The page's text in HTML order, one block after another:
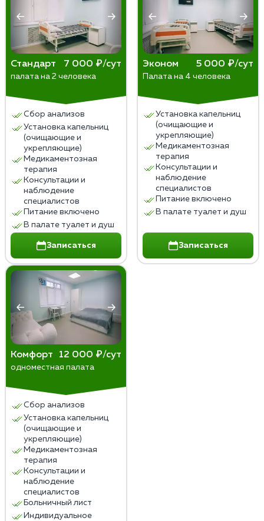
усугубить состояние больного. Лучшее, что могут
сделать близкие — вызвать бригаду СМП, позвонив
в частную наркологическую клинику.
Стандарт 7 000 ₽/сут
палата на 2 человека
Сбор анализов
Установка капельниц
(очищающие и
укрепляющие)
Медикаментозная
терапия
Консультации и
наблюдение
специалистов
Питание включено
В палате туалет и душ
Записаться
Эконом 5 000 ₽/сут
Палата на 4 человека
Установка капельниц
(очищающие и
укрепляющие)
Медикаментозная
терапия
Консультации и
наблюдение
специалистов
Питание включено
В палате туалет и душ
Записаться
Комфорт 12 000 ₽/сут
одноместная палата
Сбор анализов
Установка капельниц
(очищающие и
укрепляющие)
Медикаментозная
терапия
Консультации и
наблюдение
специалистов
Больничный лист
Индивидуальное